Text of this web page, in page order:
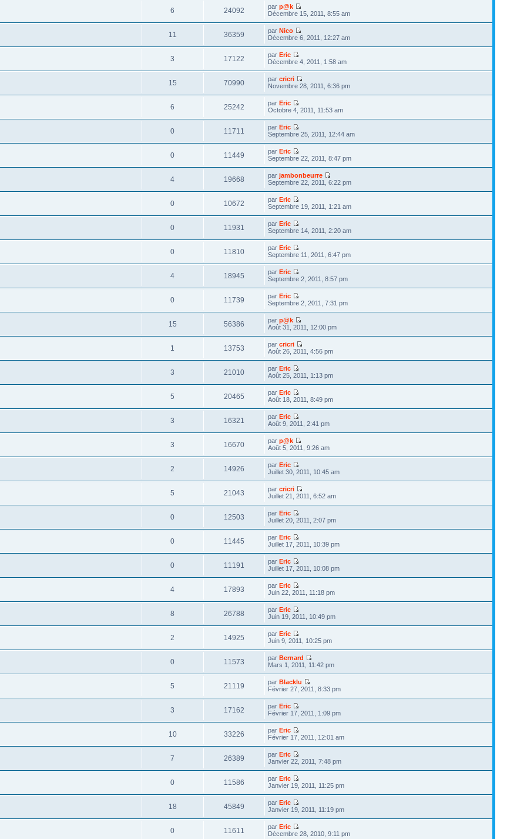
6 24092 parp@k
Décembre 15, 2011, 8:55 am
11 36359 parNico
Décembre 6, 2011, 12:27 am
3 17122 parEric
Décembre 4, 2011, 1:58 am
15 70990 parcricri
Novembre 28, 2011, 6:36 pm
6 25242 parEric
Octobre 4, 2011, 11:53 am
0 11711 parEric
Septembre 25, 2011, 12:44 am
0 11449 parEric
Septembre 22, 2011, 8:47 pm
4 19668 parjambonbeurre
Septembre 22, 2011, 6:22 pm
0 10672 parEric
Septembre 19, 2011, 1:21 am
0 11931 parEric
Septembre 14, 2011, 2:20 am
0 11810 parEric
Septembre 11, 2011, 6:47 pm
4 18945 parEric
Septembre 2, 2011, 8:57 pm
0 11739 parEric
Septembre 2, 2011, 7:31 pm
15 56386 parp@k
Août 31, 2011, 12:00 pm
1 13753 parcricri
Août 26, 2011, 4:56 pm
3 21010 parEric
Août 25, 2011, 1:13 pm
5 20465 parEric
Août 18, 2011, 8:49 pm
3 16321 parEric
Août 9, 2011, 2:41 pm
3 16670 parp@k
Août 5, 2011, 9:26 am
2 14926 parEric
Juillet 30, 2011, 10:45 am
5 21043 parcricri
Juillet 21, 2011, 6:52 am
0 12503 parEric
Juillet 20, 2011, 2:07 pm
0 11445 parEric
Juillet 17, 2011, 10:39 pm
0 11191 parEric
Juillet 17, 2011, 10:08 pm
4 17893 parEric
Juin 22, 2011, 11:18 pm
8 26788 parEric
Juin 19, 2011, 10:49 pm
2 14925 parEric
Juin 9, 2011, 10:25 pm
0 11573 parBernard
Mars 1, 2011, 11:42 pm
5 21119 parBlacklu
Février 27, 2011, 8:33 pm
3 17162 parEric
Février 17, 2011, 1:09 pm
10 33226 parEric
Février 17, 2011, 12:01 am
7 26389 parEric
Janvier 22, 2011, 7:48 pm
0 11586 parEric
Janvier 19, 2011, 11:25 pm
18 45849 parEric
Janvier 19, 2011, 11:19 pm
0 11611 parEric
Décembre 28, 2010, 9:11 pm